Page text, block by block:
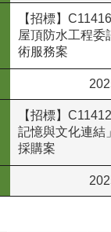
【招標】
屋頂防水工程委
術服務案
【招標】
記憶與文化連結
採購案